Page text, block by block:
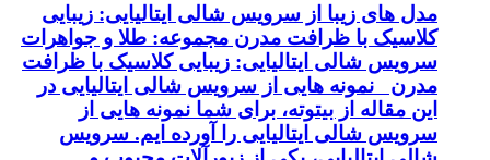
مدل های زیبا از سرویس شالی ایتالیایی: زیبایی
کلاسیک با ظرافت مدرن مجموعه: طلا و جواهرات
سرویس شالی ایتالیایی: زیبایی کلاسیک با ظرافت
مدرن نمونه هایی از سرویس شالی ایتالیایی در
این مقاله از بیتوته، برای شما نمونه هایی از
سرویس شالی ایتالیایی را آورده ایم. سرویس